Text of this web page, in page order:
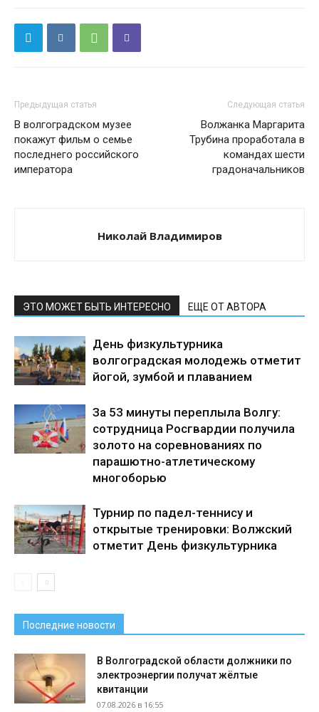
Предыдущая статья
В волгоградском музее
покажут фильм о семье
последнего российского
императора
Следующая статья
Волжанка Маргарита
Трубина проработала в
командах шести
градоначальников
Николай Владимиров
ЭТО МОЖЕТ БЫТЬ ИНТЕРЕСНО ЕЩЕ ОТ АВТОРА
День физкультурника
волгоградская молодежь отметит
йогой, зумбой и плаванием
За 53 минуты переплыла Волгу:
сотрудница Росгвардии получила
золото на соревнованиях по
парашютно-атлетическому
многоборью
Турнир по падел-теннису и
открытые тренировки: Волжский
отметит День физкультурника
Последние новости
В Волгоградской области должники по
электроэнергии получат жёлтые
квитанции
07.08.2026 в 16:55